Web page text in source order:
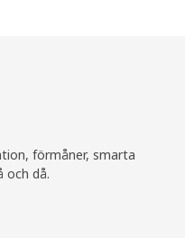
förmåner, smarta
och då.